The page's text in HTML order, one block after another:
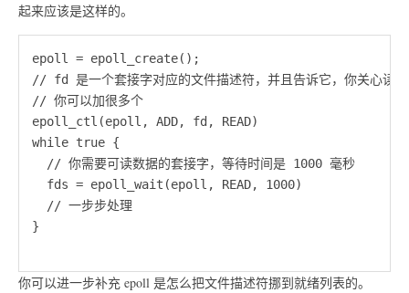
起来应该是这样的。
epoll = epoll_create();
// fd 是一个套接字对应的文件描述符，并且告诉它，你关心读
// 你可以加很多个
epoll_ctl(epoll, ADD, fd, READ)
while true {
  // 你需要可读数据的套接字，等待时间是 1000 毫秒
  fds = epoll_wait(epoll, READ, 1000)
  // 一步步处理
}
你可以进一步补充 epoll 是怎么把文件描述符挪到就绪列表的。